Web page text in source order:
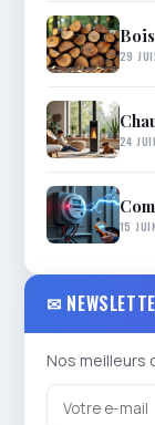
29
24
15
✉
Nos meilleurs